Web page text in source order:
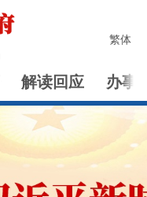
繁体
解读回应 办事